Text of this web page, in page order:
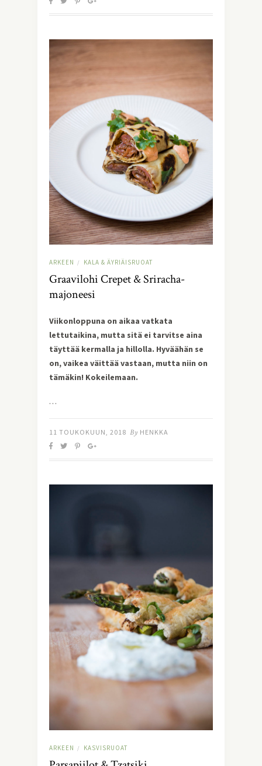
ARKEEN / KALA & ÄYRIÄISRUOAT
Graavilohi Crepet & Sriracha-
majoneesi
Viikonloppuna on aikaa vatkata
lettutaikina, mutta sitä ei tarvitse aina
täyttää kermalla ja hillolla. Hyväähän se
on, vaikea väittää vastaan, mutta niin on
tämäkin! Kokeilemaan.
…
11 TOUKOKUUN, 2018 By HENKKA
ARKEEN / KASVISRUOAT